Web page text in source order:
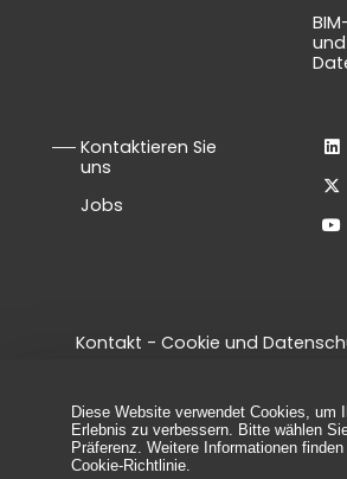
Kontaktieren Sie
uns
Jobs
Kontakt - Cookie und
© 2026 - Alle Rechte
Spundwand
Diese Website verwendet Cookies, um
Erlebnis zu verbessern. Bitte wählen
Präferenz. Weitere Informationen
Cookie-Richtlinie